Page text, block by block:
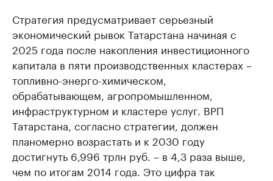
Стратегия предусматривает серьезный
экономический рывок Татарстана начиная с
2025 года после накопления инвестиционного
капитала в пяти производственных кластерах –
топливно-энерго-химическом,
обрабатывающем, агропромышленном,
инфраструктурном и кластере услуг. ВРП
Татарстана, согласно стратегии, должен
планомерно возрастать и к 2030 году
достигнуть 6,996 трлн руб. – в 4,3 раза выше,
чем по итогам 2014 года. Это цифра так